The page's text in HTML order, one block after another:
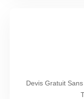
Devis Gratuit